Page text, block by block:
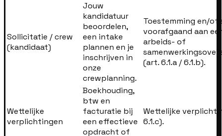
Sollicitatie / crew
(kandidaat)
Jouw
kandidatuur
beoordelen,
een intake
plannen en je
inschrijven in
onze
crewplanning.
Toestemming en/of
voorafgaand aan
arbeids- of
(art. 6.1.a / 6.1.b).
Wettelijke
verplichtingen
Boekhouding,
btw en
facturatie bij
een effectieve
opdracht of
Wettelijke
6.1.c).